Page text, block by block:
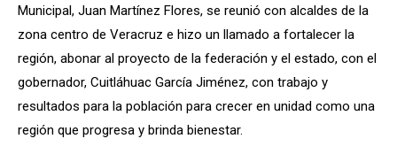
Municipal, Juan Martínez Flores, se reunió con alcaldes de la
zona centro de Veracruz e hizo un llamado a fortalecer la
región, abonar al proyecto de la federación y el estado, con el
gobernador, Cuitláhuac García Jiménez, con trabajo y
resultados para la población para crecer en unidad como una
región que progresa y brinda bienestar.